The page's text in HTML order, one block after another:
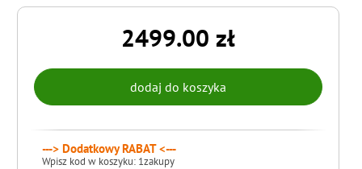
2499.00 zł
---> Dodatkowy RABAT <---
Wpisz kod w koszyku: 1zakupy